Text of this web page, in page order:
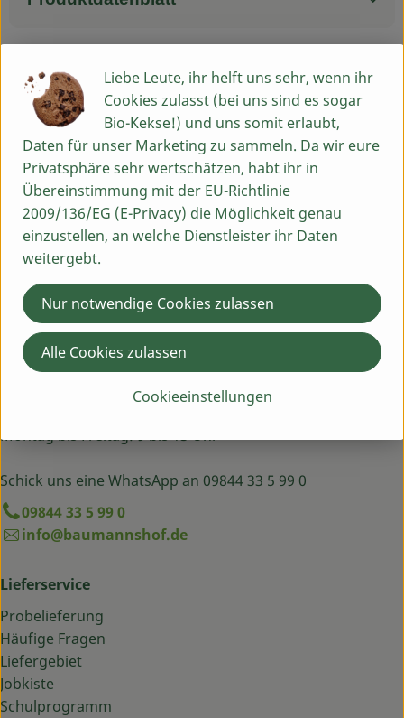
Herkunft
Hersteller: Bingenheimer Saatgut
Deutschland
Bingenheimer Saatgut
Du hast eine Frage? Wir helfen dir gern:
Montag bis Freitag: 9 bis 13 Uhr
Schick uns eine WhatsApp an 09844 33 5 99 0
09844 33 5 99 0
info@baumannshof.de
Lieferservice
Probelieferung
Häufige Fragen
Liefergebiet
Jobkiste
Schulprogramm
Liebe Leute, ihr helft uns sehr, wenn ihr
Cookies zulasst (bei uns sind es sogar
Bio-Kekse!) und uns somit erlaubt,
Daten für unser Marketing zu sammeln. Da wir eure
Privatsphäre sehr wertschätzen, habt ihr in
Übereinstimmung mit der EU-Richtlinie
2009/136/EG (E-Privacy) die Möglichkeit genau
einzustellen, an welche Dienstleister ihr Daten
weitergebt.
Cookieeinstellungen
Nur notwendige Cookies zulassen
Alle Cookies zulassen